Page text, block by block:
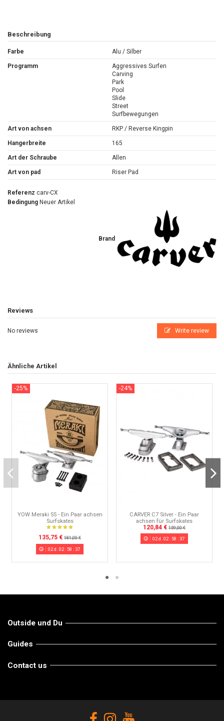
Beschreibung
Farbe Alu / Silber
Programm
Aggressives Surfen
Carving
Park
Pool
Slide
Street
Surfbewegungen
Art von achsen RKP / Reverse Kingpin
Hangerbreite 165
Art der Schraube Allen
Art von pad Riser Pad
Brand
Referenz carv-CX
Bedingung Neuer Artikel
Reviews
No reviews Write review
Ähnliche Artikel
-25%
YOW Meraki S5 - Ein Paar achsen
Surfskates
135,75 € 181,00 €
02d. 02:58 :37
-24%
CARVER C7 Silver - Ein Paar
achsen für Surfskates
120,84 € 159,00 €
02d. 02:58 :37
Outside und Du
Guides
Contact us